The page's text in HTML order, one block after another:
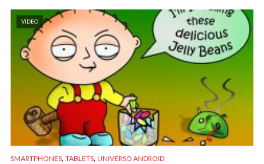
VIDEO
SMARTPHONES, TABLETS, UNIVERSO ANDROID